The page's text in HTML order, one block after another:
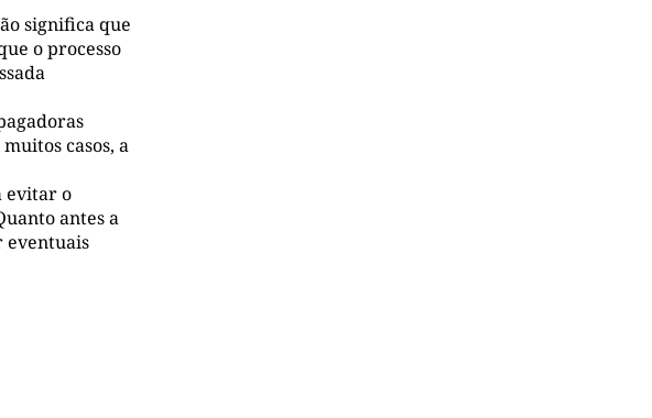
significa que
o processo
casos, a
evitar o
antes a
eventuais